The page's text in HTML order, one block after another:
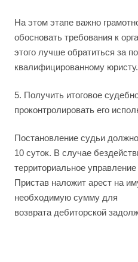
На этом этапе важно
обосновать требования к
этого лучше обратиться за
квалифицированному юристу.
5. Получить итоговое
проконтролировать его
Постановление судьи
10 суток. В случае
территориальное
Пристав наложит арест на
необходимую сумму для
возврата дебиторской